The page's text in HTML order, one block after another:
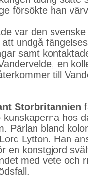
försökte han
var den
undgå
samt
en
till
Storbritannien
hos
Pärlan bland
Lytton. Han
en konstgjord
med vete och